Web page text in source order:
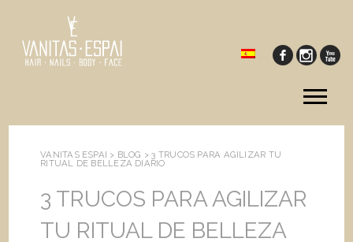
VANITAS ESPAI > BLOG >3 TRUCOS PARA AGILIZAR TU
RITUAL DE BELLEZA DIARIO
3 TRUCOS PARA AGILIZAR
TU RITUAL DE BELLEZA